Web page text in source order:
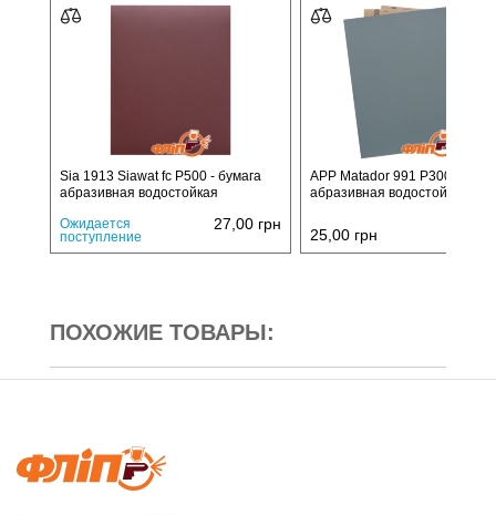
Sia 1913 Siawat fc P500 - бумага
абразивная водостойкая
Ожидается
поступление
27,00 грн
APP Matador 991 P3000 -
абразивная водостойкая
25,00 грн
ПОХОЖИЕ ТОВАРЫ: